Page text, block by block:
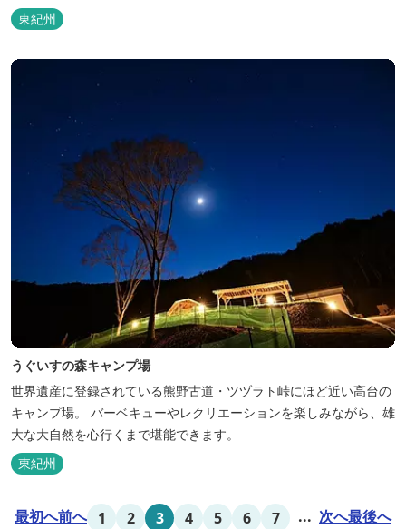
ィックが人気の会席料理で。お好みの干物を炭火焼で楽しむ朝食バ
イキングが好評です。お仲間同士、そしてご家族で、さまざまな寛
ぎの時間をお楽しみください。 「きほく千年温泉」を自家源泉とし
東紀州
うぐいすの森キャンプ場
世界遺産に登録されている熊野古道・ツヅラト峠にほど近い高台の
キャンプ場。 バーベキューやレクリエーションを楽しみながら、雄
大な大自然を心行くまで堪能できます。
東紀州
最初へ前へ 1 2 3 4 5 6 7 ... 次へ最後へ